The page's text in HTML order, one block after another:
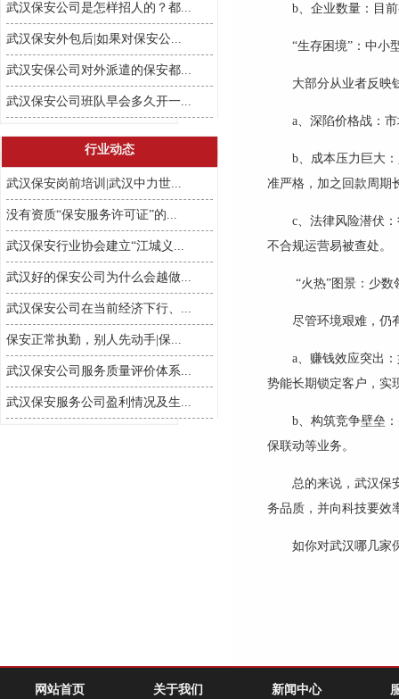
武汉保安公司是怎样招人的？都...
武汉保安外包后|如果对保安公...
武汉安保公司对外派遣的保安都...
武汉保安公司班队早会多久开一...
行业动态
武汉保安岗前培训|武汉中力世...
没有资质“保安服务许可证”的...
武汉保安行业协会建立“江城义...
武汉好的保安公司为什么会越做...
武汉保安公司在当前经济下行、...
保安正常执勤，别人先动手|保...
武汉保安公司服务质量评价体系...
武汉保安服务公司盈利情况及生...
b、 企业数量：目
“生存困境”：中小
大部分从业者反映
a、深陷价格战：
b、 成本压力巨大
准严格，加之回款周期
c、法律风险潜伏
不合规运营易被查处。
“火热”图景：少数
尽管环境艰难，仍
a、 赚钱效应突出
势能长期锁定客户，实
b、构筑竞争壁垒
保联动等业务。
总的来说，武汉保
务品质，并向科技要效
如你对武汉哪几家
网站首页 关于我们 新闻中心